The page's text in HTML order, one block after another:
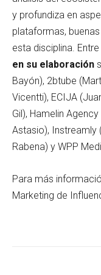
y profundiza en
plataformas,
esta disciplina. Entre
en su elaboración
Bayón), 2btube
Vicentti), ECIJA
Gil), Hamelin
Astasio), Instreamly
Rabena) y WPP
Para más
Marketing de